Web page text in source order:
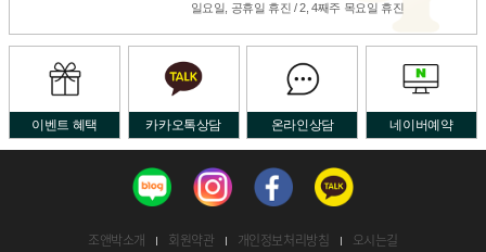
일요일, 공휴일 휴진 / 2, 4째주 목요일 휴진
이벤트 혜택 카카오톡상담 온라인상담 네이버예약
조앤박소개 회원약관 개인정보처리방침 오시는길